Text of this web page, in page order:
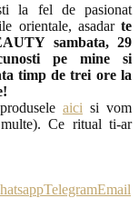
la fel de pasionat
orientale, asadar te
sambata, 29
pe mine si
timp de trei ore la
aici si vom
Ce ritual ti-ar
TelegramEmail